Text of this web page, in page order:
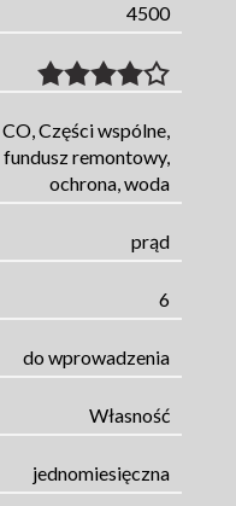
4500
CO, Części wspólne,
fundusz remontowy,
ochrona, woda
prąd
6
do wprowadzenia
Własność
jednomiesięczna